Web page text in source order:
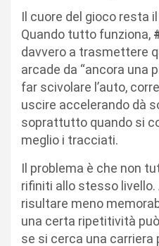
Il cuore del gioco resta
Quando tutto funziona,
davvero a trasmettere
arcade da “ancora una
far scivolare l’auto,
uscire accelerando dà
soprattutto quando si
meglio i tracciati.
Il problema è che non
rifiniti allo stesso
risultare meno
una certa ripetitività
se si cerca una carriera